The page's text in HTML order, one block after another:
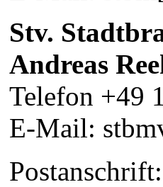
Stv.
Andreas
Telefon +49
E-Mail:
Postanschrift: